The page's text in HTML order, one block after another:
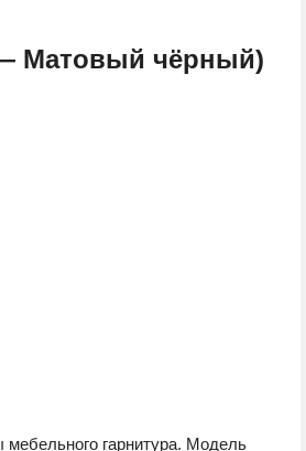
Матовый чёрный)
гарнитура. Модель